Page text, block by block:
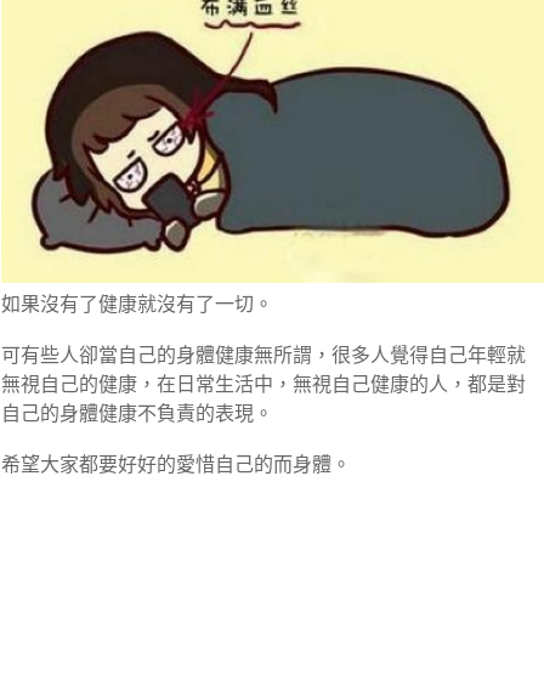
如果沒有了健康就沒有了一切。
可有些人卻當自己的身體健康無所謂，很多人覺得自己年輕就
無視自己的健康，在日常生活中，無視自己健康的人，都是對
自己的身體健康不負責的表現。
希望大家都要好好的愛惜自己的而身體。